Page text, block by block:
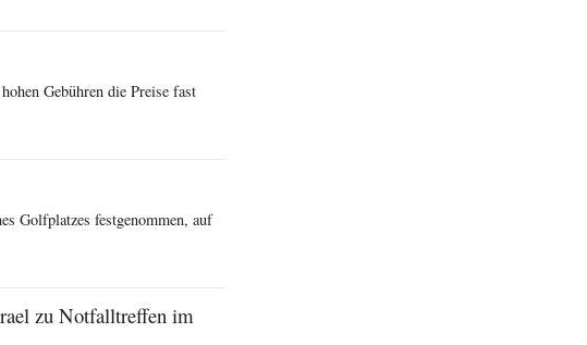
Gebühren die Preise fast
Golfplatzes festgenommen, auf
zu Notfalltreffen im